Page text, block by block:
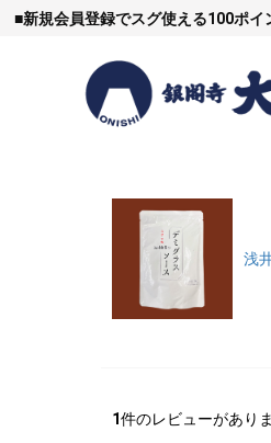
■新規会員登録でスグ使える100ポイ
浅
1件のレビューがあり